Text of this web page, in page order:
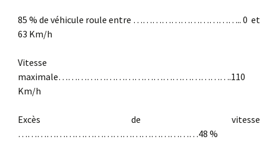
85 % de véhicule roule entre …………………………….. 0 et
63 Km/h
Vitesse
maximale……………………………………………….110
Km/h
Excès de vitesse
…………………………………………………48 %